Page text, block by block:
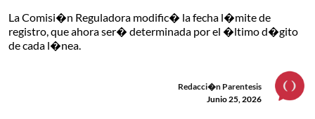
La Comisi�n Reguladora modific� la fecha l�mite de
registro, que ahora ser� determinada por el �ltimo d�gito
de cada l�nea.
Redacci�n Parentesis
Junio 25, 2026